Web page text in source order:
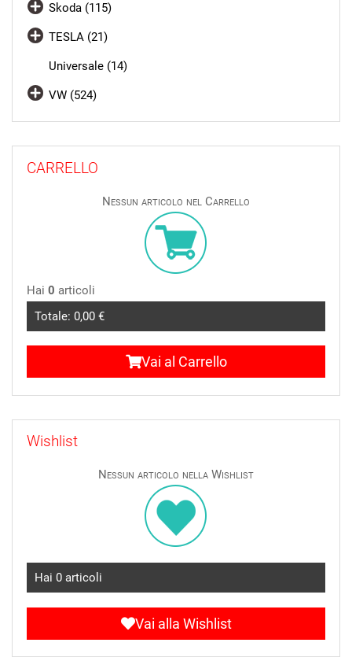
Skoda (115)
TESLA (21)
Universale (14)
VW (524)
CARRELLO
Nessun articolo nel Carrello
Hai 0 articoli
Totale: 0,00 €
Vai al Carrello
Wishlist
Nessun articolo nella Wishlist
Hai 0 articoli
Vai alla Wishlist